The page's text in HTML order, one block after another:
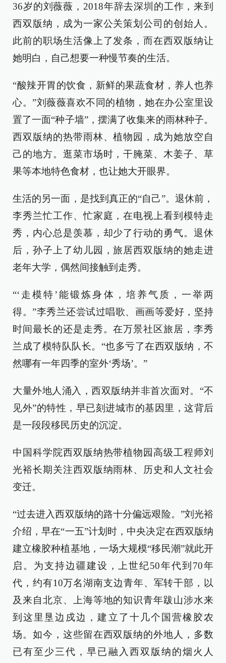
36岁的刘薇薇，2018年辞去深圳的工作，来到
西双版纳，成为一家公关策划公司的创始人。
此前的职场生活像上了发条，而在西双版纳让
她明白，自己想要一种慢节奏的生活。
“酸辣开胃的饮食，新鲜的果蔬食材，养人也养
心。”刘薇薇喜欢不同的植物，她在办公室里设
置了一面“种子墙”，摆满了收集来的雨林种子。
西双版纳的热带雨林、植物园，成为她放空自
己的地方。逛菜市场时，干腌菜、木姜子、草
果等本地特色食材，也让她大开眼界。
生活的另一面，是找到真正的“自己”。退休前，
李秀兰忙工作、忙家庭，在电视上看到模特走
秀，内心总是羡慕，却少了行动的勇气。退休
后，孙子上了幼儿园，旅居西双版纳的她走进
老年大学，偶然间接触到走秀。
“‘走模特’能锻炼身体，培养气质，一举两
得。”李秀兰还尝试过唱歌、画画等爱好，坚持
时间最长的还是走秀。在万景社区旅居，李秀
兰成了模特队队长。“也多亏了在西双版纳，不
然哪有一年四季的室外‘秀场’。”
大量外地人涌入，西双版纳并非首次面对。“不
见外”的特性，早已刻进城市的基因里，这背后
是一段段移民历史的沉淀。
中国科学院西双版纳热带植物园高级工程师刘
光裕长期关注西双版纳雨林、历史和人文社会
变迁。
“过去进入西双版纳的路十分偏远艰险。”刘光裕
介绍，早在“一五”计划时，中央决定在西双版纳
建立橡胶种植基地，一场大规模“移民潮”就此开
启。为支持边疆建设，上世纪50年代到70年
代，约有10万名湖南支边青年、军转干部，以
及来自北京、上海等地的知识青年跋山涉水来
到这里垦边戍边，建立了十几个国营橡胶农
场。如今，这些留在西双版纳的外地人，多数
已有至少三代，早已融入西双版纳的烟火人